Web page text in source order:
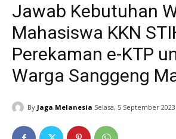
Jawab Kebutuhan
Mahasiswa KKN
Perekaman e-KTP
Warga Sanggeng
By Jaga Melanesia Selasa, 5 September 2023